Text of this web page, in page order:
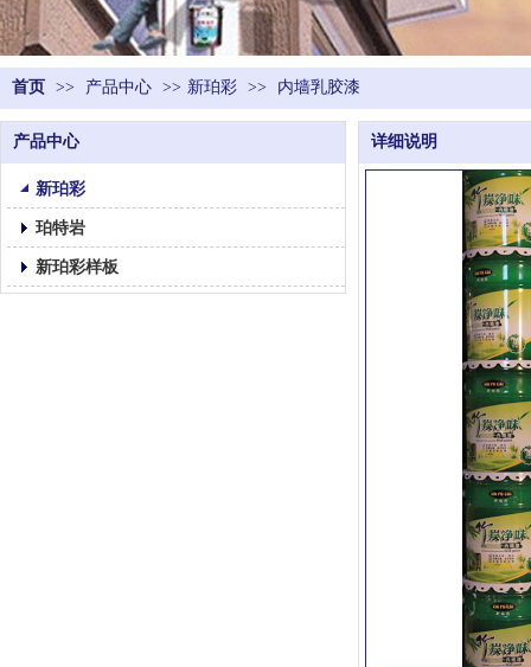
首页 >> 产品中心 >> 新珀彩 >> 内墙乳胶漆
产品中心
新珀彩
珀特岩
新珀彩样板
详细说明